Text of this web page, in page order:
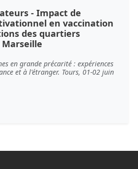
- Impact de
en vaccination
des quartiers
en grande précarité : expériences
et à l'étranger. Tours, 01-02 juin